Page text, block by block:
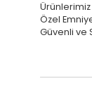
Ürünlerimiz
Özel
Güvenli ve